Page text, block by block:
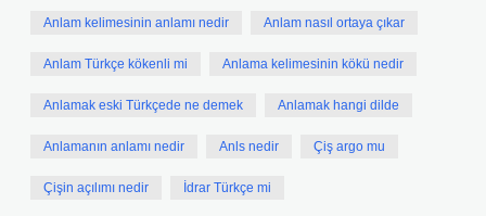
Anlam kelimesinin anlamı nedir Anlam nasıl ortaya çıkar
Anlam Türkçe kökenli mi Anlama kelimesinin kökü nedir
Anlamak eski Türkçede ne demek Anlamak hangi dilde
Anlamanın anlamı nedir Anls nedir Çiş argo mu
Çişin açılımı nedir İdrar Türkçe mi